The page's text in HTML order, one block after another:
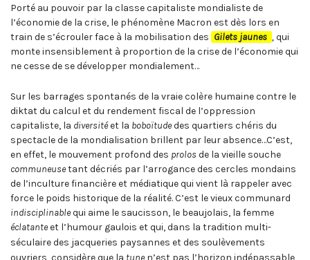
Porté au pouvoir par la classe capitaliste mondialiste de
l’économie de la crise, le phénomène Macron est dès lors en
train de s’écrouler face à la mobilisation des Gilets jaunes ,qui
monte insensiblement à proportion de la crise de l’économie qui
ne cesse de se développer mondialement…
Sur les barrages spontanés de la vraie colère humaine contre le
diktat du calcul et du rendement fiscal de l’oppression
capitaliste, la diversitéet la boboïtudedes quartiers chéris du
spectacle de la mondialisation brillent par leur absence…C’est,
en effet, le mouvement profond des prolos de la vieille souche
communeusetant décriés par l’arrogance des cercles mondains
de l’inculture financière et médiatique qui vient là rappeler avec
force le poids historique de la réalité. C’est le vieux communard
indisciplinablequi aime le saucisson, le beaujolais, la femme
éclatanteet l’humour gaulois et qui, dans la tradition multi-
séculaire des jacqueries paysannes et des soulèvements
ouvriers, considère que la tunen’est pas l’horizon indépassable